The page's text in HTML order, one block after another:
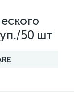
50 шт